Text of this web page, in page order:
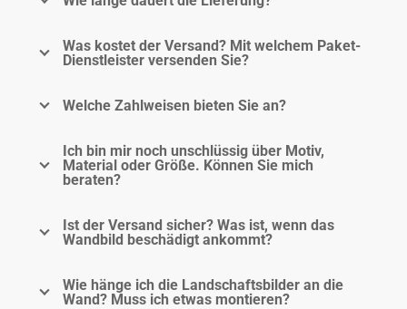
Was kostet der Versand? Mit welchem Paket-
Dienstleister versenden Sie?
Welche Zahlweisen bieten Sie an?
Ich bin mir noch unschlüssig über Motiv,
Material oder Größe. Können Sie mich
beraten?
Ist der Versand sicher? Was ist, wenn das
Wandbild beschädigt ankommt?
Wie hänge ich die Landschaftsbilder an die
Wand? Muss ich etwas montieren?